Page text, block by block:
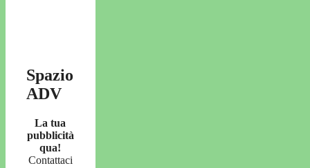
Spazio
ADV
La tua
pubblicità
qua!
Contattaci